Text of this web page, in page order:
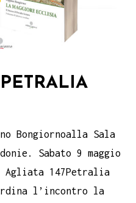
Bongiornoalla Sala
Sabato 9 maggio
Agliata 147Petralia
l’incontro la